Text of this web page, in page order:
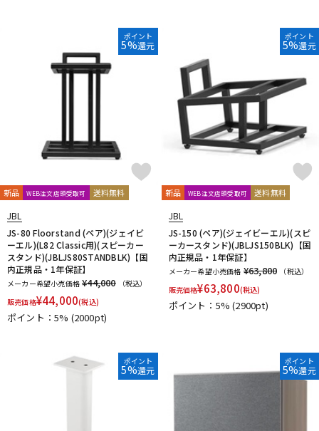
ポイント
5%還元
新品 WEB注文店頭受取可 送料無料
JBL
JS-80 Floorstand (ペア)(ジェイビ
ーエル)(L82 Classic用)(スピーカー
スタンド)(JBLJS80STANDBLK)【国
内正規品・1年保証】
メーカー希望小売価格 ¥44,000
（税込）
販売価格¥44,000(税込)
ポイント：5% (2000pt)
ポイント
5%還元
新品 WEB注文店頭受取可 送料無料
JBL
JS-150 (ペア)(ジェイビーエル)(スピ
ーカースタンド)(JBLJS150BLK)【国
内正規品・1年保証】
メーカー希望小売価格 ¥63,800
（税込）
販売価格¥63,800(税込)
ポイント：5%(2900pt)
ポイント
5%還元
ポイント
5%還元